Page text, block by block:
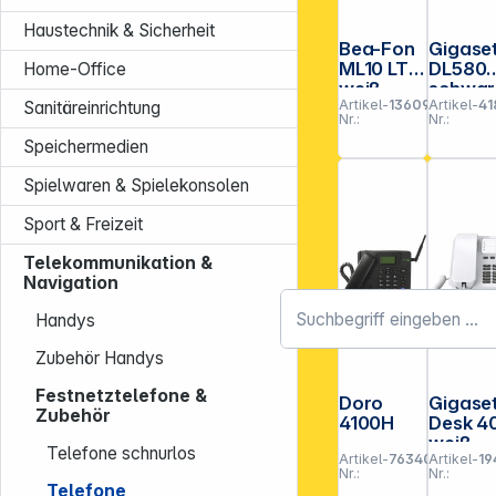
Haustechnik & Sicherheit
Home-Office
Sanitäreinrichtung
Speichermedien
Spielwaren & Spielekonsolen
Sport & Freizeit
Telekommunikation &
Navigation
Handys
Zubehör Handys
Festnetztelefone &
Zubehör
Telefone schnurlos
Telefone
Bea-Fon
ML10 LTE
weiß
Artikel-
Nr.:
136098
DL580
Artikel-
Nr.:
Doro
4100H
Artikel-
Nr.:
763408
Desk
weiß
Artikel-
Nr.: